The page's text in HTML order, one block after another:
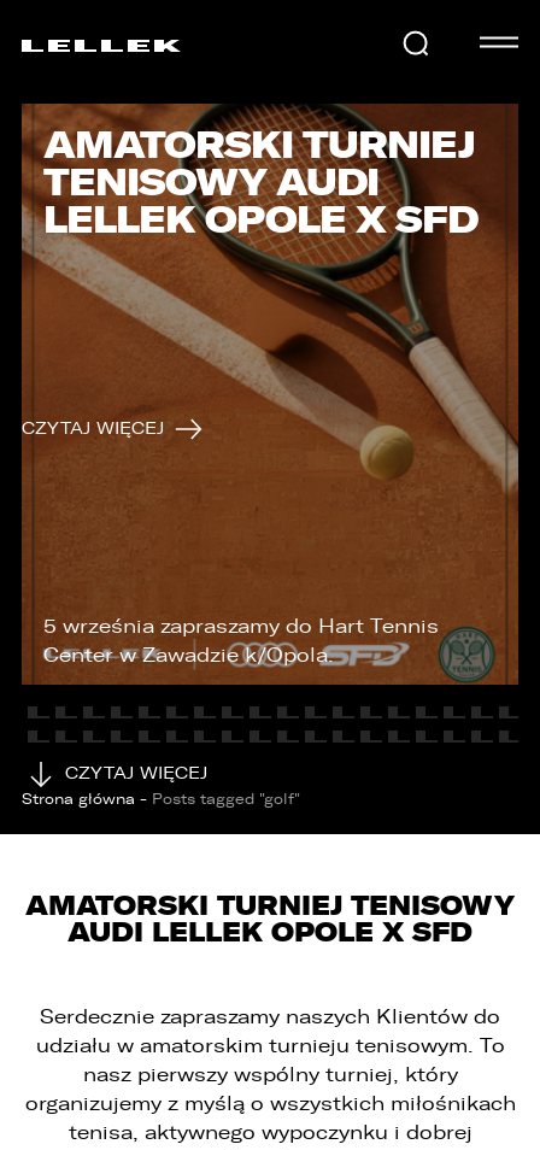
SAMOCHODY
AKTUALNOŚCI
KARIERA
KONTAKT
E-LELLEK
AMATORSKI TURNIEJ
TENISOWY AUDI
LELLEK OPOLE X SFD
5 września zapraszamy do Hart Tennis
Center w Zawadzie k/Opola.
CZYTAJ WIĘCEJ
CZYTAJ WIĘCEJ
Strona główna - Posts tagged "golf"
AMATORSKI TURNIEJ TENISOWY
AUDI LELLEK OPOLE X SFD
Serdecznie zapraszamy naszych Klientów do
udziału w amatorskim turnieju tenisowym. To
nasz pierwszy wspólny turniej, który
organizujemy z myślą o wszystkich miłośnikach
tenisa, aktywnego wypoczynku i dobrej